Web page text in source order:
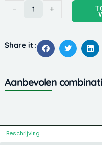
-
Murrows
50
aantal
+
Share it :
Aanbevolen
Beschrijving